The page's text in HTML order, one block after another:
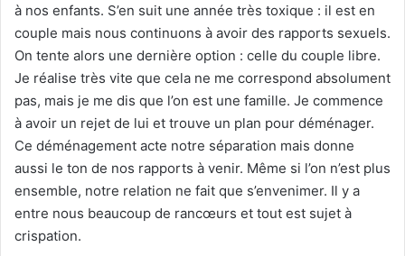
à nos enfants. S’en suit une année très toxique : il est en
couple mais nous continuons à avoir des rapports sexuels.
On tente alors une dernière option : celle du couple libre.
Je réalise très vite que cela ne me correspond absolument
pas, mais je me dis que l’on est une famille. Je commence
à avoir un rejet de lui et trouve un plan pour déménager.
Ce déménagement acte notre séparation mais donne
aussi le ton de nos rapports à venir. Même si l’on n’est plus
ensemble, notre relation ne fait que s’envenimer. Il y a
entre nous beaucoup de rancœurs et tout est sujet à
crispation.